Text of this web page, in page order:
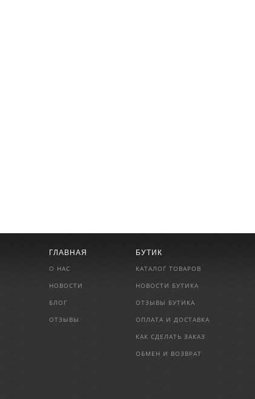
ГЛАВНАЯ
О НАС
НОВОСТИ
БЛОГ
ОТЗЫВЫ
БУТИК
КАТАЛОГ ТОВАРОВ
НОВОСТИ БУТИКА
ОТЗЫВЫ БУТИКА
ОПЛАТА И ДОСТАВКА
КАК СДЕЛАТЬ ЗАКАЗ
ОБМЕН И ВОЗВРАТ